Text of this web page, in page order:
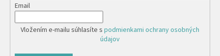
Email
Vložením e-mailu súhlasíte s podmienkami ochrany osobných
údajov